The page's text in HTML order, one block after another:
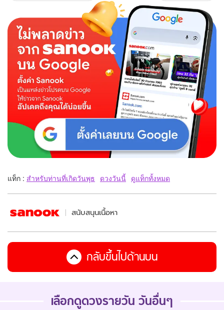
แท็ก : สำหรับท่านที่เกิดวันพุธ ดวงวันนี้ ดูแท็กทั้งหมด
สนับสนุนเนื้อหา
กลับขึ้นไปด้านบน
เลือกดูดวงรายวัน วันอื่นๆ